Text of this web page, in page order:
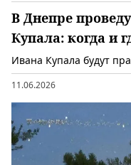
В Днепре
Купала: когда и
Ивана Купала будут
11.06.2026